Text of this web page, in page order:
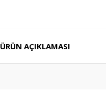
ÜRÜN AÇIKLAMASI